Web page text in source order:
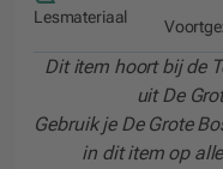
Lesmateriaal
Dit item hoort bij de
uit De
Gebruik je De Grote
in dit item op